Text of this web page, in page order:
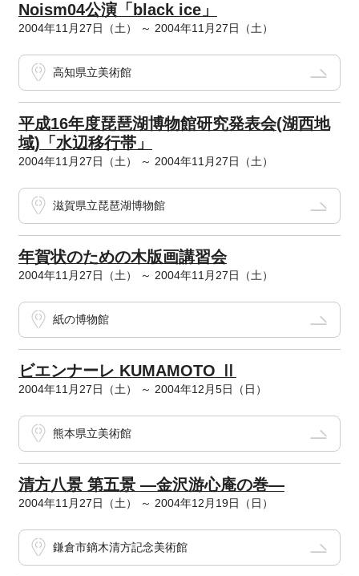
Noism04公演「black ice」
2004年11月27日（土） ～ 2004年11月27日（土）
高知県立美術館
平成16年度琵琶湖博物館研究発表会(湖西地
域)「水辺移行帯」
2004年11月27日（土） ～ 2004年11月27日（土）
滋賀県立琵琶湖博物館
年賀状のための木版画講習会
2004年11月27日（土） ～ 2004年11月27日（土）
紙の博物館
ビエンナーレ KUMAMOTO Ⅱ
2004年11月27日（土） ～ 2004年12月5日（日）
熊本県立美術館
清方八景 第五景 ―金沢游心庵の巻―
2004年11月27日（土） ～ 2004年12月19日（日）
鎌倉市鏑木清方記念美術館